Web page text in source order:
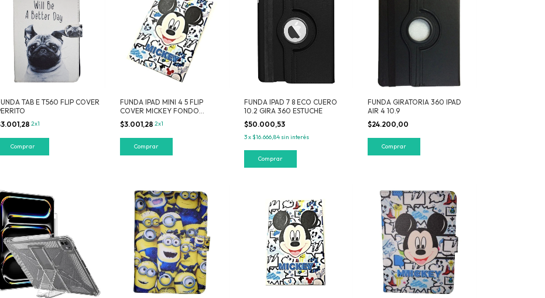
TAB E T560 FLIP COVER
2x1
FUNDA IPAD MINI 4 5 FLIP
COVER MICKEY FONDO
BLANCO
$3.001,282x1
FUNDA IPAD 7 8 ECO CUERO
10.2 GIRA 360 ESTUCHE
$50.000,53
3x$16.666,84 sin interés
FUNDA GIRATORIA 360 IPAD
AIR 4 10.9
$24.200,00